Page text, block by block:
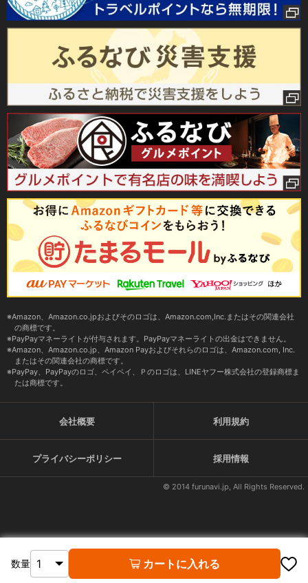
数量 カートに入れる
Amazon、Amazon.co.jpおよびそのロゴは、Amazon.com,Inc.またはその関連会社
の商標です。
PayPayマネーライトが付与されます。PayPayマネーライトの出金はできません。
Amazon、Amazon.co.jp、Amazon Payおよびそれらのロゴは、Amazon.com, Inc.
またはその関連会社の商標です。
PayPay、PayPayのロゴ、ペイペイ、Ｐのロゴは、LINEヤフー株式会社の登録商標ま
たは商標です。
会社概要 利用規約
プライバシーポリシー 採用情報
© 2014 furunavi.jp, All Rights Reserved.